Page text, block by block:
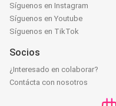
Síguenos en Instagram
Síguenos en Youtube
Síguenos en TikTok
Socios
¿Interesado en colaborar?
Contácta con nosotros